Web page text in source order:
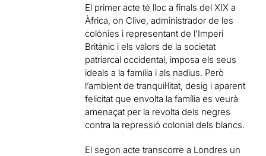
El primer acte té lloc a finals del XIX a
Àfrica, on Clive, administrador de les
colònies i representant de l’Imperi
Britànic i els valors de la societat
patriarcal occidental, imposa els seus
ideals a la família i als nadius. Però
l’ambient de tranquil·litat, desig i aparent
felicitat que envolta la família es veurà
amenaçat per la revolta dels negres
contra la repressió colonial dels blancs.
El segon acte transcorre a Londres un